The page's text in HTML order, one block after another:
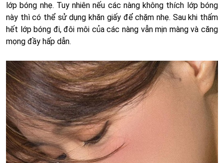
lớp bóng nhẹ. Tuy nhiên nếu các nàng không thích lớp bóng
này thì có thể sử dụng khăn giấy để chặm nhẹ. Sau khi thấm
hết lớp bóng đi, đôi môi của các nàng vẫn mịn màng và căng
mọng đầy hấp dẫn.